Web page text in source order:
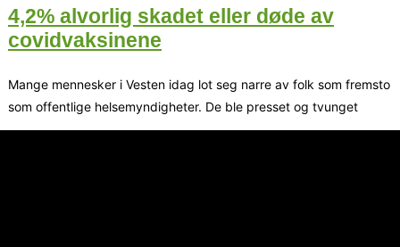
4,2% alvorlig skadet eller døde av
covidvaksinene
Mange mennesker i Vesten idag lot seg narre av folk som fremsto
som offentlige helsemyndigheter. De ble presset og tvunget